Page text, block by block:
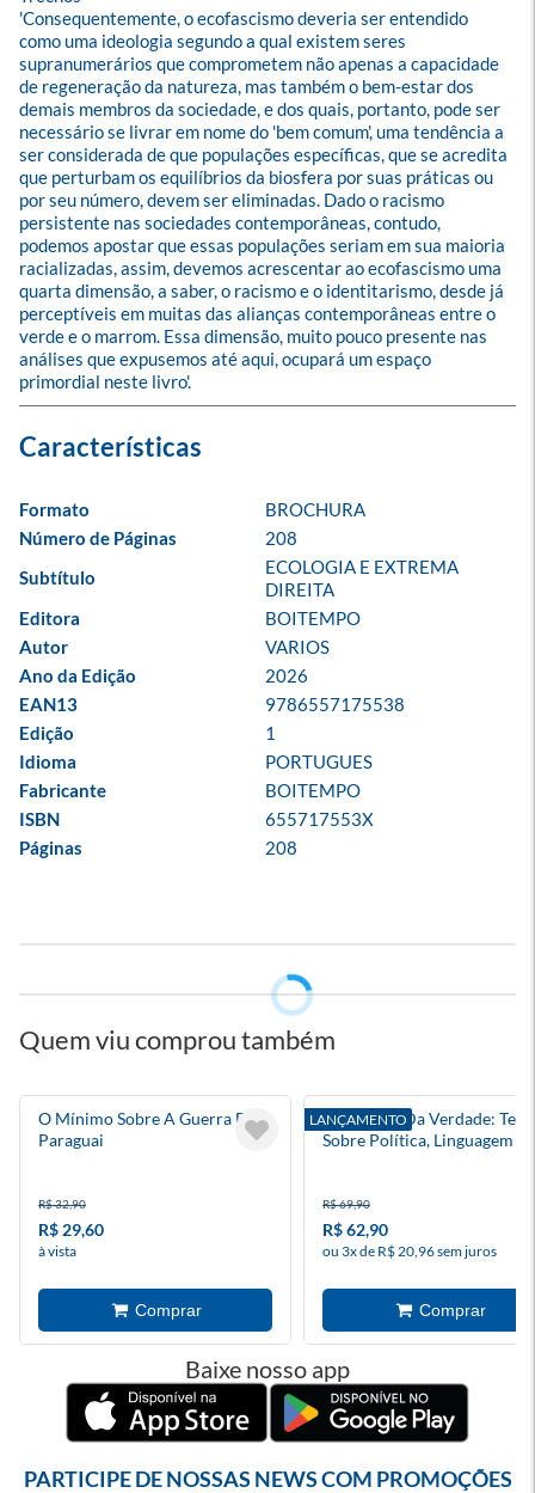
'Consequentemente, o ecofascismo deveria ser entendido
como uma ideologia segundo a qual existem seres
supranumerários que comprometem não apenas a capacidade
de regeneração da natureza, mas também o bem-estar dos
demais membros da sociedade, e dos quais, portanto, pode ser
necessário se livrar em nome do 'bem comum', uma tendência a
ser considerada de que populações específicas, que se acredita
que perturbam os equilíbrios da biosfera por suas práticas ou
por seu número, devem ser eliminadas. Dado o racismo
persistente nas sociedades contemporâneas, contudo,
podemos apostar que essas populações seriam em sua maioria
racializadas, assim, devemos acrescentar ao ecofascismo uma
quarta dimensão, a saber, o racismo e o identitarismo, desde já
perceptíveis em muitas das alianças contemporâneas entre o
verde e o marrom. Essa dimensão, muito pouco presente nas
análises que expusemos até aqui, ocupará um espaço
primordial neste livro'.
Formato
BROCHURA
Número de Páginas
208
Subtítulo
ECOLOGIA E EXTREMA
DIREITA
Editora
BOITEMPO
Autor
VARIOS
Ano da Edição
2026
EAN13
9786557175538
Edição
1
Idioma
PORTUGUES
Fabricante
BOITEMPO
ISBN
655717553X
Páginas
208
Quem viu comprou também
O Mínimo Sobre A Guerra Do
Paraguai
R$ 32,90
R$ 29,60
à vista
LANÇAMENTO
Ministério Da Verdade:
Sobre Política, Linguagem E
R$ 69,90
R$ 62,90
ou 3x de R$ 20,96 sem juros
Baixe nosso app
PARTICIPE DE NOSSAS NEWS COM PROMOÇÕES